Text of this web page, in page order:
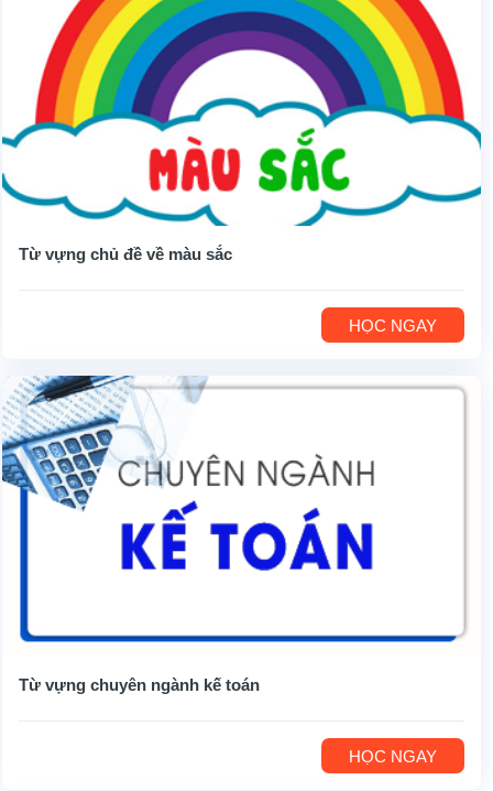
Từ vựng chủ đề về màu sắc
HỌC NGAY
Từ vựng chuyên ngành kế toán
HỌC NGAY